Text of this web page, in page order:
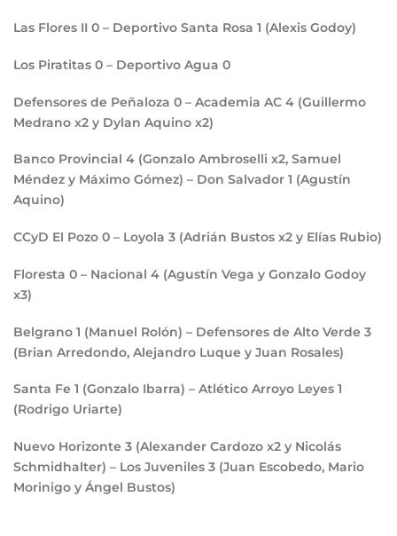
Las Flores II 0 – Deportivo Santa Rosa 1 (Alexis Godoy)
Los Piratitas 0 – Deportivo Agua 0
Defensores de Peñaloza 0 – Academia AC 4 (Guillermo
Medrano x2 y Dylan Aquino x2)
Banco Provincial 4 (Gonzalo Ambroselli x2, Samuel
Méndez y Máximo Gómez) – Don Salvador 1 (Agustín
Aquino)
CCyD El Pozo 0 – Loyola 3 (Adrián Bustos x2 y Elías Rubio)
Floresta 0 – Nacional 4 (Agustín Vega y Gonzalo Godoy
x3)
Belgrano 1 (Manuel Rolón) – Defensores de Alto Verde 3
(Brian Arredondo, Alejandro Luque y Juan Rosales)
Santa Fe 1 (Gonzalo Ibarra) – Atlético Arroyo Leyes 1
(Rodrigo Uriarte)
Nuevo Horizonte 3 (Alexander Cardozo x2 y Nicolás
Schmidhalter) – Los Juveniles 3 (Juan Escobedo, Mario
Morinigo y Ángel Bustos)